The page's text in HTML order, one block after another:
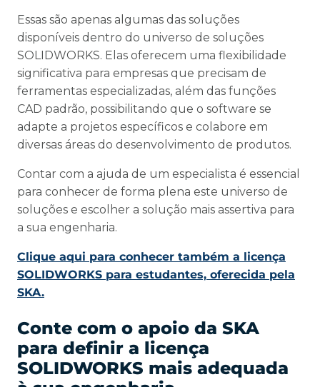
Essas são apenas algumas das soluções
disponíveis dentro do universo de soluções
SOLIDWORKS. Elas oferecem uma flexibilidade
significativa para empresas que precisam de
ferramentas especializadas, além das funções
CAD padrão, possibilitando que o software se
adapte a projetos específicos e colabore em
diversas áreas do desenvolvimento de produtos.
Contar com a ajuda de um especialista é essencial
para conhecer de forma plena este universo de
soluções e escolher a solução mais assertiva para
a sua engenharia.
Clique aqui para conhecer também a licença
SOLIDWORKS para estudantes, oferecida pela
SKA.
Conte com o apoio da SKA
para definir a licença
SOLIDWORKS mais adequada